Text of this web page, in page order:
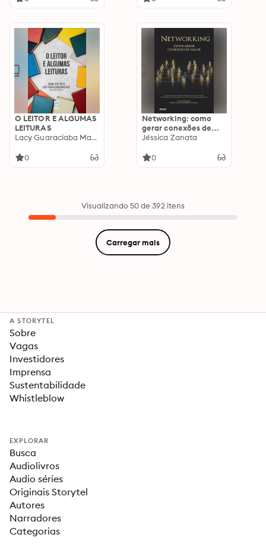
O LEITOR E ALGUMAS
LEITURAS
Lacy Guaraciaba Machado
0
Networking: como
gerar conexões de
valor
Jéssica Zanata
0
Visualizando 50 de 392 itens
Carregar mais
A STORYTEL
Sobre
Vagas
Investidores
Imprensa
Sustentabilidade
Whistleblow
EXPLORAR
Busca
Audiolivros
Audio séries
Originais Storytel
Autores
Narradores
Categorias